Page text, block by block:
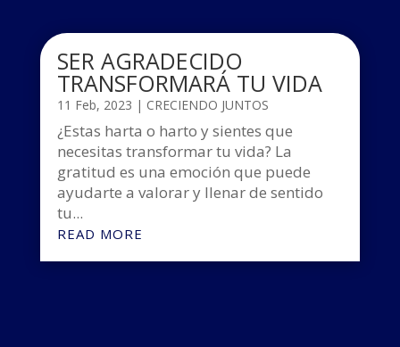
SER AGRADECIDO
TRANSFORMARÁ TU VIDA
11 Feb, 2023 | CRECIENDO JUNTOS
¿Estas harta o harto y sientes que
necesitas transformar tu vida? La
gratitud es una emoción que puede
ayudarte a valorar y llenar de sentido
tu...
READ MORE